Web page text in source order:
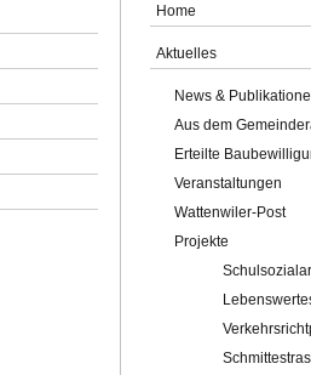
Home
Aktuelles
News &
Aus dem
Erteilte
Veranstaltungen
Wattenwiler-Post
Projekte